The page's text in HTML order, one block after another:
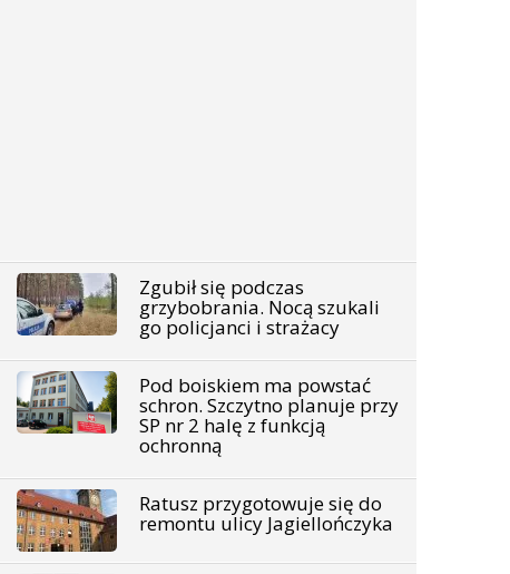
Zgubił się podczas
grzybobrania. Nocą szukali
go policjanci i strażacy
Pod boiskiem ma powstać
schron. Szczytno planuje przy
SP nr 2 halę z funkcją
ochronną
Ratusz przygotowuje się do
remontu ulicy Jagiellończyka